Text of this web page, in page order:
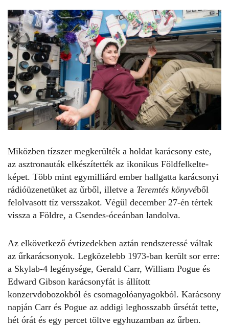
Miközben tízszer megkerülték a holdat karácsony este,
az asztronauták elkészítették az ikonikus Földfelkelte-
képet. Több mint egymilliárd ember hallgatta karácsonyi
rádióüzenetüket az űrből, illetve a Teremtés könyvéből
felolvasott tíz versszakot. Végül december 27-én tértek
vissza a Földre, a Csendes-óceánban landolva.
Az elkövetkező évtizedekben aztán rendszeressé váltak
az űrkarácsonyok. Legközelebb 1973-ban került sor erre:
a Skylab-4 legénysége, Gerald Carr, William Pogue és
Edward Gibson karácsonyfát is állított
konzervdobozokból és csomagolóanyagokból. Karácsony
napján Carr és Pogue az addigi leghosszabb űrsétát tette,
hét órát és egy percet töltve egyhuzamban az űrben.